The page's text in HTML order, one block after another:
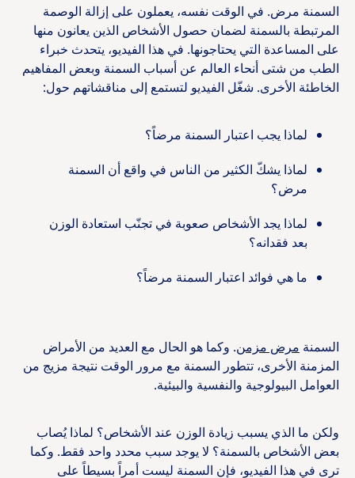
السمنة مرض. في الوقت نفسه، يعملون على إزالة الوصمة
المرتبطة بالسمنة لضمان حصول الأشخاص الذين يعانون منها
على المساعدة التي يحتاجونها. في هذا الفيديو، يتحدث خبراء
الطب من شتى أنحاء العالم عن أسباب السمنة وبعض المفاهيم
الخاطئة الأخرى. شغّل الفيديو لتستمع إلى مناقشاتهم حول:
لماذا يجب اعتبار السمنة مرضاً؟
لماذا يشكّ الكثير من الناس في واقع أن السمنة
مرض؟
لماذا يجد الأشخاص صعوبة في تجنّب استعادة الوزن
بعد فقدانه؟
ما هي فوائد اعتبار السمنة مرضاً؟
السمنة مرض مزمن. وكما هو الحال مع العديد من الأمراض
المزمنة الأخرى، تتطور السمنة مع مرور الوقت نتيجة مزيج من
العوامل البيولوجية والنفسية والبيئية.
ولكن ما الذي يسبب زيادة الوزن عند الأشخاص؟ لماذا يُصاب
بعض الأشخاص بالسمنة؟ لا يوجد سبب محدد واحد فقط. وكما
ترى في هذا الفيديو، فإن السمنة ليست أمراً بسيطاً على